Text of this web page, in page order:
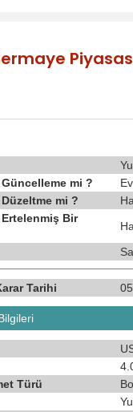
Güncelleme mi ?
Düzeltme mi ?
Ertelenmiş Bir
Tarihi
Türü